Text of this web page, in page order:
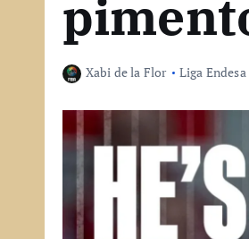
Xabi de la Flor Liga Endesa